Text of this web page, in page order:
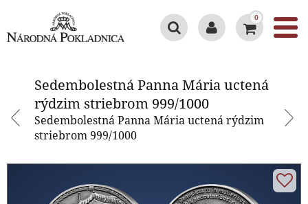
0
Sedembolestná Panna Mária uctená
rýdzim striebrom 999/1000
Sedembolestná Panna Mária uctená rýdzim
striebrom 999/1000
Sedembolestná Panna Mária
999/1000